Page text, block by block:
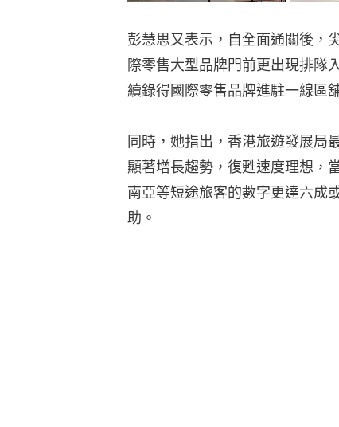
彭慧思又表示，自全面通關後，
際零售大型品牌門前更出現排隊
續錄得國際零售品牌進駐一線區
同時，她指出，香港旅遊發展局
顯著增長趨勢，復甦速度理想，
南亞等短途旅客的數字更達六成
助。